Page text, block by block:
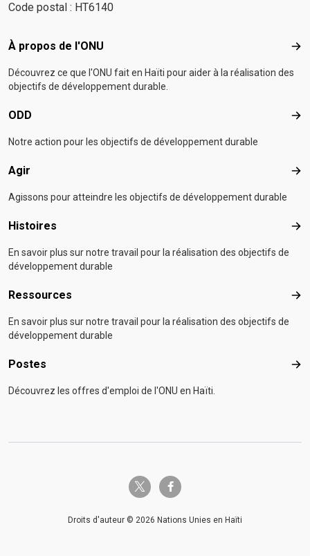
Code postal : HT6140
Footer menu
À propos de l'ONU À
Découvrez ce que l'ONU fait en Haïti pour aider à la réalisation des
objectifs de développement durable.
ODD
Notre action pour les objectifs de développement durable
Agir Agir
Agissons pour atteindre les objectifs de développement durable
Histoires
En savoir plus sur notre travail pour la réalisation des objectifs de
développement durable
Ressources
En savoir plus sur notre travail pour la réalisation des objectifs de
développement durable
Postes
Découvrez les offres d'emploi de l'ONU en Haïti.
twitter-x facebook-f
Droits d'auteur © 2026 Nations Unies en Haïti